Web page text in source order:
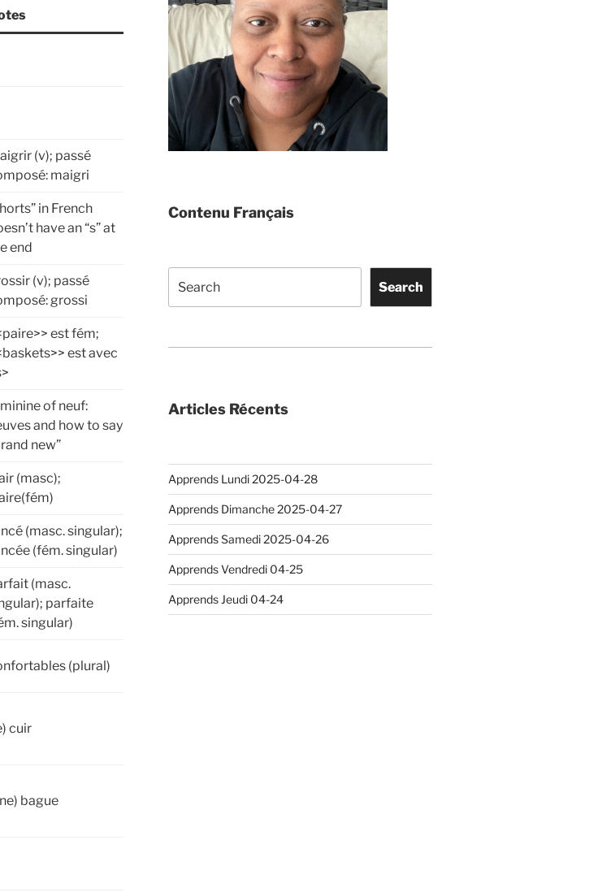
(v); passé
maigri
in French
have an “s” at
end
(v); passé
grossi
est fém;
est avec
of neuf:
and how to say
new”
(masc);
(masc. singular);
(fém. singular)
(masc.
parfaite
singular)
(plural)
cuir
bague
Contenu Français
Search
Articles Récents
Apprends Lundi 2025-04-28
Apprends Dimanche 2025-04-27
Apprends Samedi 2025-04-26
Apprends Vendredi 04-25
Apprends Jeudi 04-24